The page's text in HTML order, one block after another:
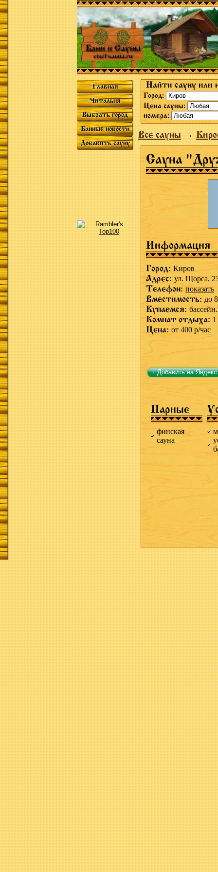
Главная
Читальня
Выбрать город
Банные новости
Добавить сауну
Найти сауну или
Город:
Цена сауны:
номера:
Все сауны→
Сауна
Информация
Город: Киров
Адрес: ул. Щорса,
Телефон: показать
Вместимость: до
Купаемся: бассейн.
Комнат отдыха: 1
Цена: от 400 р/час
+ Добавить на Яндекс
Парные
финская
сауна